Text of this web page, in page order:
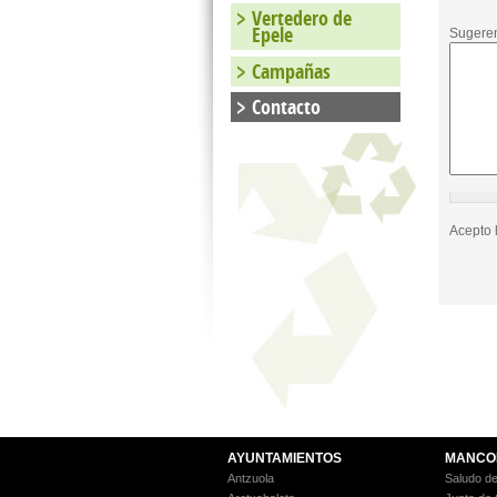
Política
Acepto
Vertedero de
Epele
Campañas
Contacto
AYUNTAMIENTOS
Antzuola
Saludo